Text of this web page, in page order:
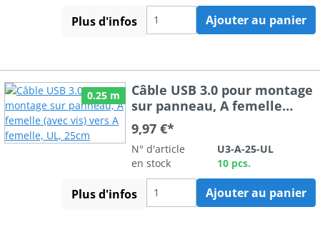
Plus d'infos Ajouter au panier
0.25 m
Câble USB 3.0 pour montage
sur panneau, A femelle
(avec vis) vers A femelle, UL,
25cm
9,97 €*
N° d'article
U3-A-25-UL
en stock
10 pcs.
Plus d'infos Ajouter au panier